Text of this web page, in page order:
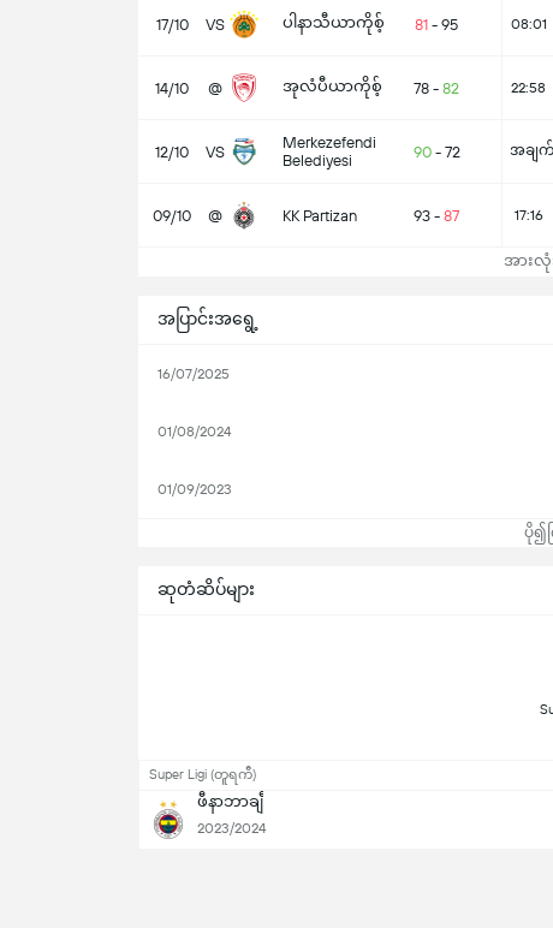
17/10 VS ပါနာသီယာကိုစ့် 81 - 95 08:01
14/10 @ အုလံပီယာကိုစ့် 78 - 82 22:58
12/10 VS
Merkezefendi
Belediyesi
90- 72 အချက်
09/10 @ KK Partizan 93 - 87 17:16
အားလုံ
အပြာင်းအရွေ့
16/07/2025
01/08/2024
01/09/2023
ပို၍
ဆုတံဆိပ်များ
Super Ligi (တူရကီ)
ဖီနာဘာချီ
2023/2024